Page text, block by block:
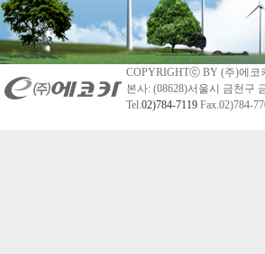
COPYRIGHTⓒ BY (주)에코
본사: (08628)서울시 금천구
Tel.02)784-7119 Fax.02)784-